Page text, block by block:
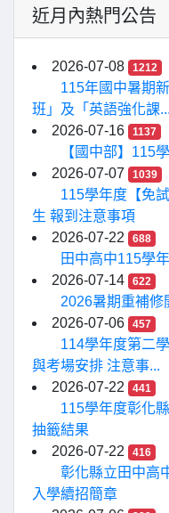
近月內熱門公告
2026-07-08 1212
115年國中暑期
班」及「英語強化課...
2026-07-16
1137
【國中部】115
2026-07-07
1039
115學年度【免
生 報到注意事項
2026-07-22
688
田中高中115學
2026-07-14
622
2026暑期重補修
2026-07-06
457
114學年度第二
與考場安排 注意事...
2026-07-22
441
115學年度彰化
抽籤結果
2026-07-22
416
彰化縣立田中高
入學續招簡章